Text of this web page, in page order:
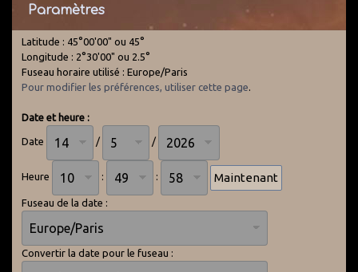
Paramètres
Latitude : 45°00'00" ou 45°
Longitude : 2°30'00" ou 2.5°
Fuseau horaire utilisé : Europe/Paris
Pour modifier les préférences, utiliser cette page.
Date et heure :
Date / /
Heure : :
Fuseau de la date :
Convertir la date pour le fuseau :